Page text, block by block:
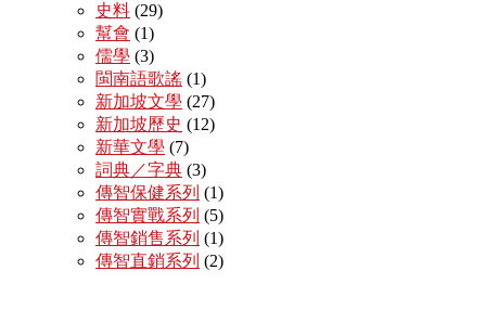
史料 (29)
幫會 (1)
儒學 (3)
閩南語歌謠 (1)
新加坡文學 (27)
新加坡歷史 (12)
新華文學 (7)
詞典／字典 (3)
傳智保健系列 (1)
傳智實戰系列 (5)
傳智銷售系列 (1)
傳智直銷系列 (2)